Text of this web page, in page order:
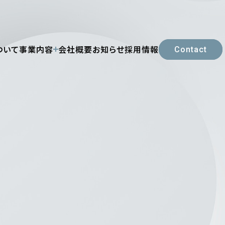
て事業内容 会社概要お知らせ採用情報 Contact